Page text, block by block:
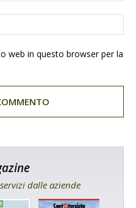
web in questo browser per la
dalle aziende